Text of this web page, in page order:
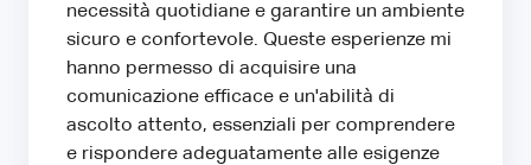
necessità quotidiane e garantire un ambiente
sicuro e confortevole. Queste esperienze mi
hanno permesso di acquisire una
comunicazione efficace e un'abilità di
ascolto attento, essenziali per comprendere
e rispondere adeguatamente alle esigenze